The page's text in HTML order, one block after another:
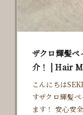
ザクロ輝髪ペ
介！ | Hair
こんにちは
すザクロ輝髪
ます！ 安心安